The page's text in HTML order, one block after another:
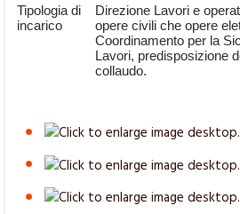
Tipologia di
incarico
Direzione Lavori e
opere civili che opere
Coordinamento per la
Lavori, predisposizione
collaudo.